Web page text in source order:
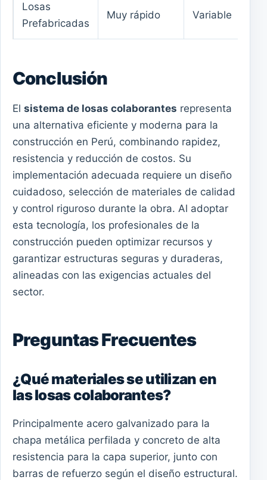
Losas
Prefabricadas
Muy rápido Variable
Conclusión
El sistema de losas colaborantes representa
una alternativa eficiente y moderna para la
construcción en Perú, combinando rapidez,
resistencia y reducción de costos. Su
implementación adecuada requiere un diseño
cuidadoso, selección de materiales de calidad
y control riguroso durante la obra. Al adoptar
esta tecnología, los profesionales de la
construcción pueden optimizar recursos y
garantizar estructuras seguras y duraderas,
alineadas con las exigencias actuales del
sector.
Preguntas Frecuentes
¿Qué materiales se utilizan en
las losas colaborantes?
Principalmente acero galvanizado para la
chapa metálica perfilada y concreto de alta
resistencia para la capa superior, junto con
barras de refuerzo según el diseño estructural.